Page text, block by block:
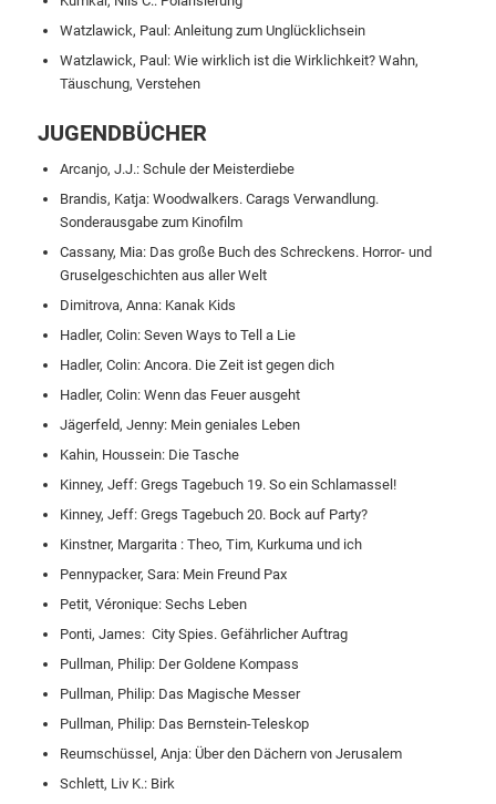
Watzlawick, Paul: Anleitung zum Unglücklichsein
Watzlawick, Paul: Wie wirklich ist die Wirklichkeit? Wahn,
Täuschung, Verstehen
JUGENDBÜCHER
Arcanjo, J.J.: Schule der Meisterdiebe
Brandis, Katja: Woodwalkers. Carags Verwandlung.
Sonderausgabe zum Kinofilm
Cassany, Mia: Das große Buch des Schreckens. Horror- und
Gruselgeschichten aus aller Welt
Dimitrova, Anna: Kanak Kids
Hadler, Colin: Seven Ways to Tell a Lie
Hadler, Colin: Ancora. Die Zeit ist gegen dich
Hadler, Colin: Wenn das Feuer ausgeht
Jägerfeld, Jenny: Mein geniales Leben
Kahin, Houssein: Die Tasche
Kinney, Jeff: Gregs Tagebuch 19. So ein Schlamassel!
Kinney, Jeff: Gregs Tagebuch 20. Bock auf Party?
Kinstner, Margarita : Theo, Tim, Kurkuma und ich
Pennypacker, Sara: Mein Freund Pax
Petit, Véronique: Sechs Leben
Ponti, James: City Spies. Gefährlicher Auftrag
Pullman, Philip: Der Goldene Kompass
Pullman, Philip: Das Magische Messer
Pullman, Philip: Das Bernstein-Teleskop
Reumschüssel, Anja: Über den Dächern von Jerusalem
Schlett, Liv K.: Birk